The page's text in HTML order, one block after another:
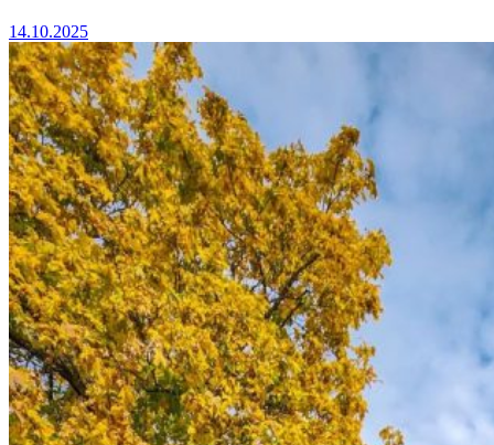
14.10.2025